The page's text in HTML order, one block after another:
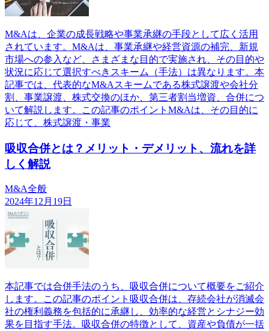
M&Aは、企業の成長戦略や事業承継の手段として広く活用
されています。M&Aは、事業承継や経営資源の補完、新規
市場への参入など、さまざまな目的で実施され、その目的や
状況に応じて選択すべきスキーム（手法）は異なります。本
記事では、代表的なM&Aスキームである株式譲渡や会社分
割、事業譲渡、株式交換のほか、第三者割当増資、合併につ
いて解説します。この記事のポイントM&Aは、その目的に
応じて、株式譲渡・事業
吸収合併とは？メリット・デメリット、流れを詳
しく解説
M&A全般
2024年12月19日
本記事では合併手法のうち、吸収合併について概要をご紹介
します。この記事のポイント吸収合併は、存続会社が消滅会
社の権利義務を包括的に承継し、効率的な経営とシナジー効
果を目指す手法。吸収合併の特徴として、資産や負債が一括